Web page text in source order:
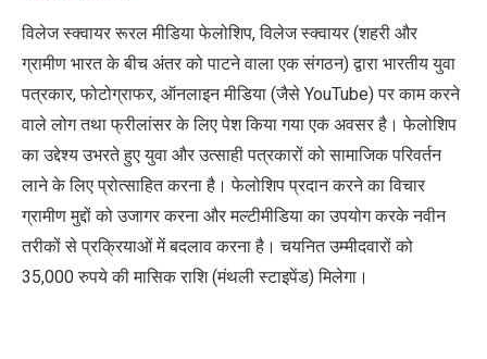
विलेज स्क्वायर रूरल मीडिया फेलोशिप,विलेज स्क्वायर (शहरी और
ग्रामीण भारत के बीच अंतर को पाटने वाला एक संगठन) द्वारा भारतीय युवा
पत्रकार,फोटोग्राफर, ऑनलाइन मीडिया (जैसे YouTube)पर काम करने
वाले लोग तथा फ्रीलांसर के लिए पेश किया गया एक अवसर है। फेलोशिप
का उद्देश्य उभरते हुए युवा और उत्साही पत्रकारों को सामाजिक परिवर्तन
लाने के लिए प्रोत्साहित करना है। फेलोशिप प्रदान करने का विचार
ग्रामीण मुद्दों को उजागर करना और मल्टीमीडिया का उपयोग करके नवीन
तरीकों से प्रक्रियाओं में बदलाव करना है। चयनित उम्मीदवारों को
35,000 रुपये की मासिक राशि (मंथली स्टाइपेंड) मिलेगा।